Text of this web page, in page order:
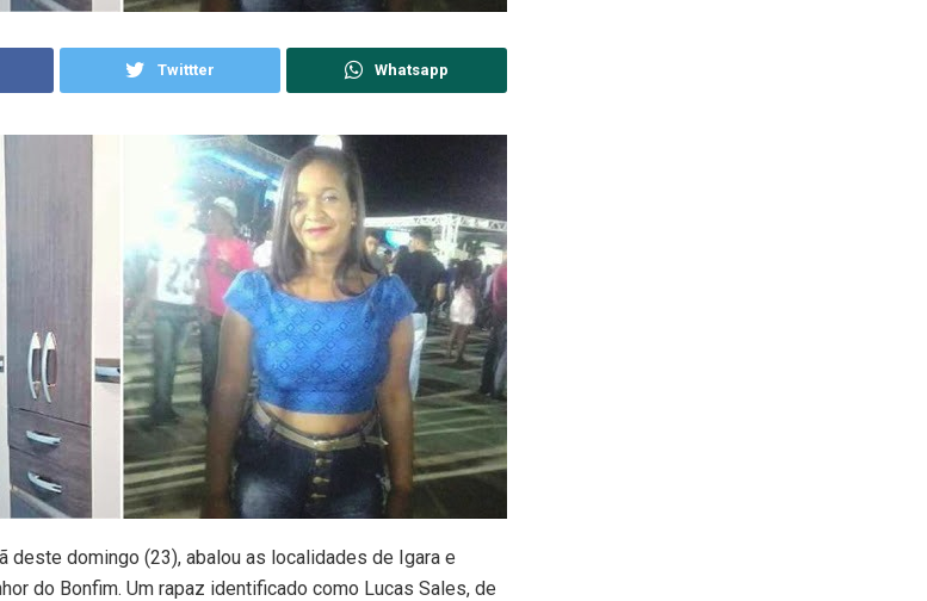
Twittter Whatsapp
deste domingo (23), abalou as localidades de Igara e
do Bonfim. Um rapaz identificado como Lucas Sales, de